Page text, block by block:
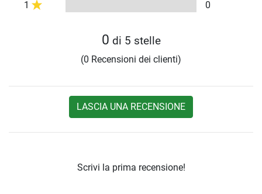
1
0
0 di 5 stelle
(0 Recensioni dei clienti)
LASCIA UNA RECENSIONE
Scrivi la prima recensione!